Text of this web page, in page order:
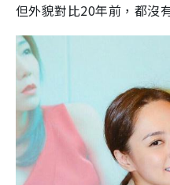
但外貌對比20年前，都沒